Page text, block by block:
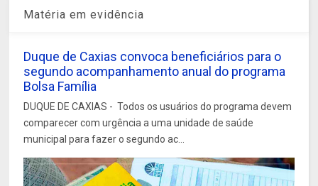
Matéria em evidência
Duque de Caxias convoca beneficiários para o
segundo acompanhamento anual do programa
Bolsa Família
DUQUE DE CAXIAS - Todos os usuários do programa devem
comparecer com urgência a uma unidade de saúde
municipal para fazer o segundo ac...